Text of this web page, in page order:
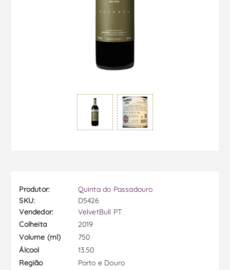
Produtor:
Quinta do Passadouro
SKU:
D5426
Vendedor:
VelvetBull PT
Colheita
2019
Volume (ml)
750
Álcool
13.50
Região
Porto e Douro